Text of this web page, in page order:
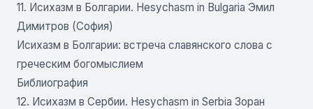
11. Исихазм в Болгарии. Hesychasm in Bulgaria Эмил
Димитров (София)
Исихазм в Болгарии: встреча славянского слова с
греческим богомыслием
Библиография
12. Исихазм в Сербии. Hesychasm in Serbia Зоран